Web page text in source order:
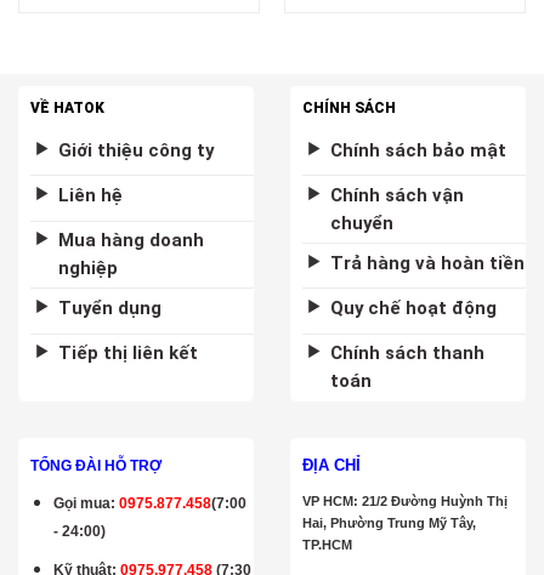
VỀ HATOK
Giới thiệu công ty
Liên hệ
Mua hàng doanh
nghiệp
Tuyển dụng
Tiếp thị liên kết
CHÍNH SÁCH
Chính sách bảo mật
Chính sách vận
chuyển
Trả hàng và hoàn tiền
Quy chế hoạt động
Chính sách thanh
toán
TỔNG ĐÀI HỖ TRỢ
Gọi mua:0975.877.458(7:00
- 24:00)
Kỹ thuật:0975.977.458 (7:30
ĐỊA CHỈ
VP HCM: 21/2 Đường Huỳnh Thị
Hai, Phường Trung Mỹ Tây,
TP.HCM